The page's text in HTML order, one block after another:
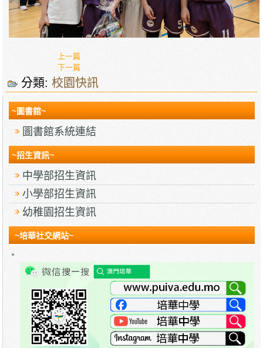
上一篇
下一篇
分類:校園快訊
~圖書館~
圖書館系統連結
~招生資訊~
中學部招生資訊
小學部招生資訊
幼稚園招生資訊
~培華社交網站~